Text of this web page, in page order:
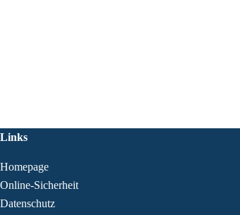
Links
Homepage
Online-Sicherheit
Datenschutz